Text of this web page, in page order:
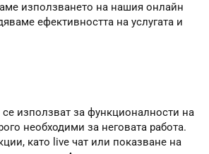
използването на нашия онлайн
ефективността на услугата и
използват за функционалности на
необходими за неговата работа.
като live чат или показване на